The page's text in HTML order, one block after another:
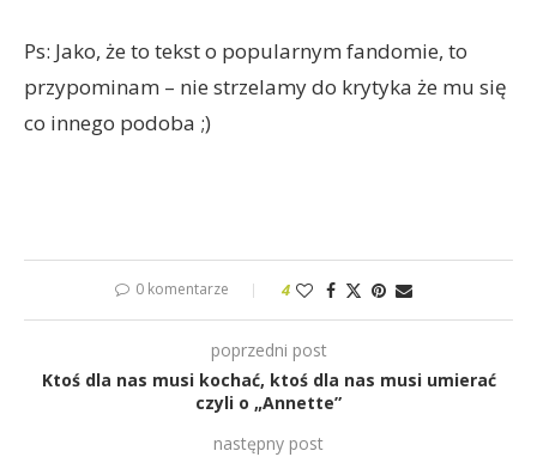
Ps: Jako, że to tekst o popularnym fandomie, to
przypominam – nie strzelamy do krytyka że mu się
co innego podoba ;)
0 komentarze 4
poprzedni post
Ktoś dla nas musi kochać, ktoś dla nas musi umierać
czyli o „Annette”
następny post